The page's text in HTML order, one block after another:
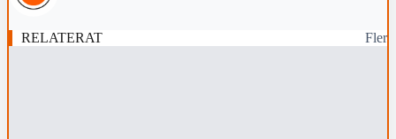
RELATERAT Fler